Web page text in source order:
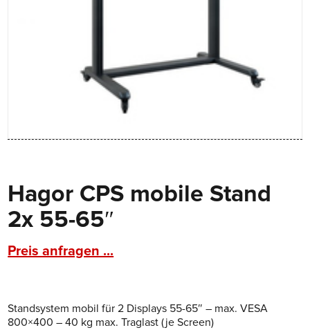
Hagor CPS mobile Stand
2x 55-65″
Preis anfragen ...
Standsystem mobil für 2 Displays 55-65″ – max. VESA
800×400 – 40 kg max. Traglast (je Screen)